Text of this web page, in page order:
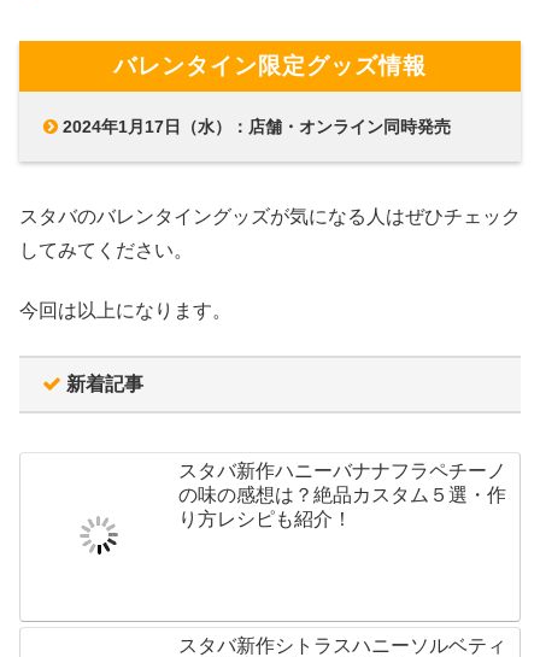
バレンタイン限定グッズ情報
2024年1月17日（水）：店舗・オンライン同時発売
スタバのバレンタイングッズが気になる人はぜひチェック
してみてください。
今回は以上になります。
新着記事
スタバ新作ハニーバナナフラペチーノ
の味の感想は？絶品カスタム５選・作
り方レシピも紹介！
スタバ新作シトラスハニーソルベティ